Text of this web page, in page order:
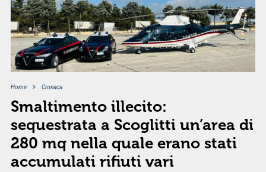
Home Cronaca
Smaltimento illecito:
sequestrata a Scoglitti un’area di
280 mq nella quale erano stati
accumulati rifiuti vari